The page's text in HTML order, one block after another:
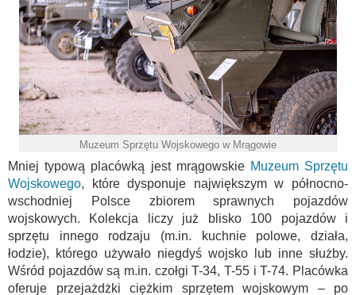
Muzeum Sprzętu Wojskowego w Mrągowie
Mniej typową placówką jest mrągowskie Muzeum Sprzętu
Wojskowego, które dysponuje największym w północno-
wschodniej Polsce zbiorem sprawnych pojazdów
wojskowych. Kolekcja liczy już blisko 100 pojazdów i
sprzętu innego rodzaju (m.in. kuchnie polowe, działa,
łodzie), którego używało niegdyś wojsko lub inne służby.
Wśród pojazdów są m.in. czołgi T-34, T-55 i T-74. Placówka
oferuje przejażdżki ciężkim sprzętem wojskowym – po